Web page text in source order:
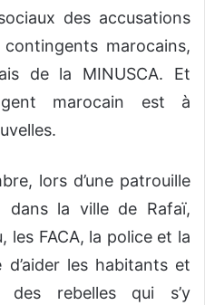
des accusations
marocains,
de la MINUSCA. Et
marocain est à
lors d’une patrouille
dans la ville de Rafaï,
les FACA, la police et la
les habitants et
rebelles qui s’y